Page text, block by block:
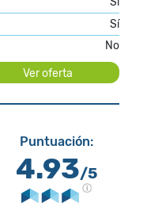
Sí
No
Ver oferta
Puntuación:
4.93/5